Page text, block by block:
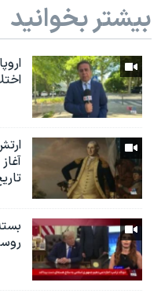
بیشتر بخوانید